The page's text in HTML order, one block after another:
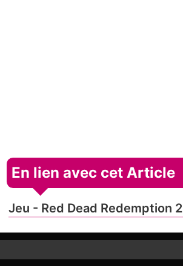
En lien avec cet Article
Jeu - Red Dead Redemption 2